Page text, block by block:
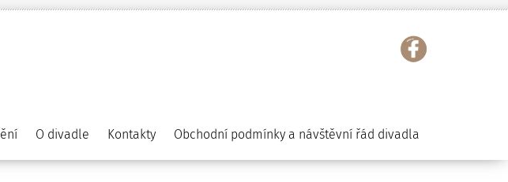
O divadle Kontakty Obchodní podmínky a návštěvní řád divadla